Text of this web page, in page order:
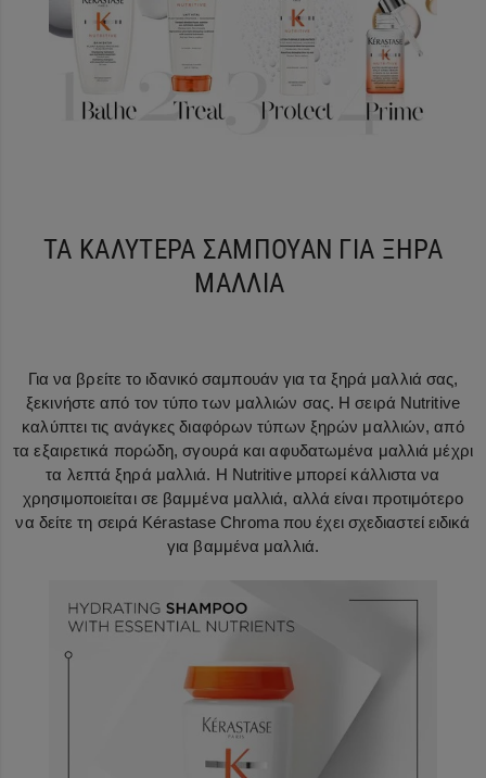
ΤΑ ΚΑΛΥΤΕΡΑ ΣΑΜΠΟΥΑΝ ΓΙΑ ΞΗΡΑ
ΜΑΛΛΙΑ
Για να βρείτε το ιδανικό σαμπουάν για τα ξηρά μαλλιά σας,
ξεκινήστε από τον τύπο των μαλλιών σας. Η σειρά Nutritive
καλύπτει τις ανάγκες διαφόρων τύπων ξηρών μαλλιών, από
τα εξαιρετικά πορώδη, σγουρά και αφυδατωμένα μαλλιά μέχρι
τα λεπτά ξηρά μαλλιά. Η Nutritive μπορεί κάλλιστα να
χρησιμοποιείται σε βαμμένα μαλλιά, αλλά είναι προτιμότερο
να δείτε τη σειρά Kérastase Chroma που έχει σχεδιαστεί ειδικά
για βαμμένα μαλλιά.